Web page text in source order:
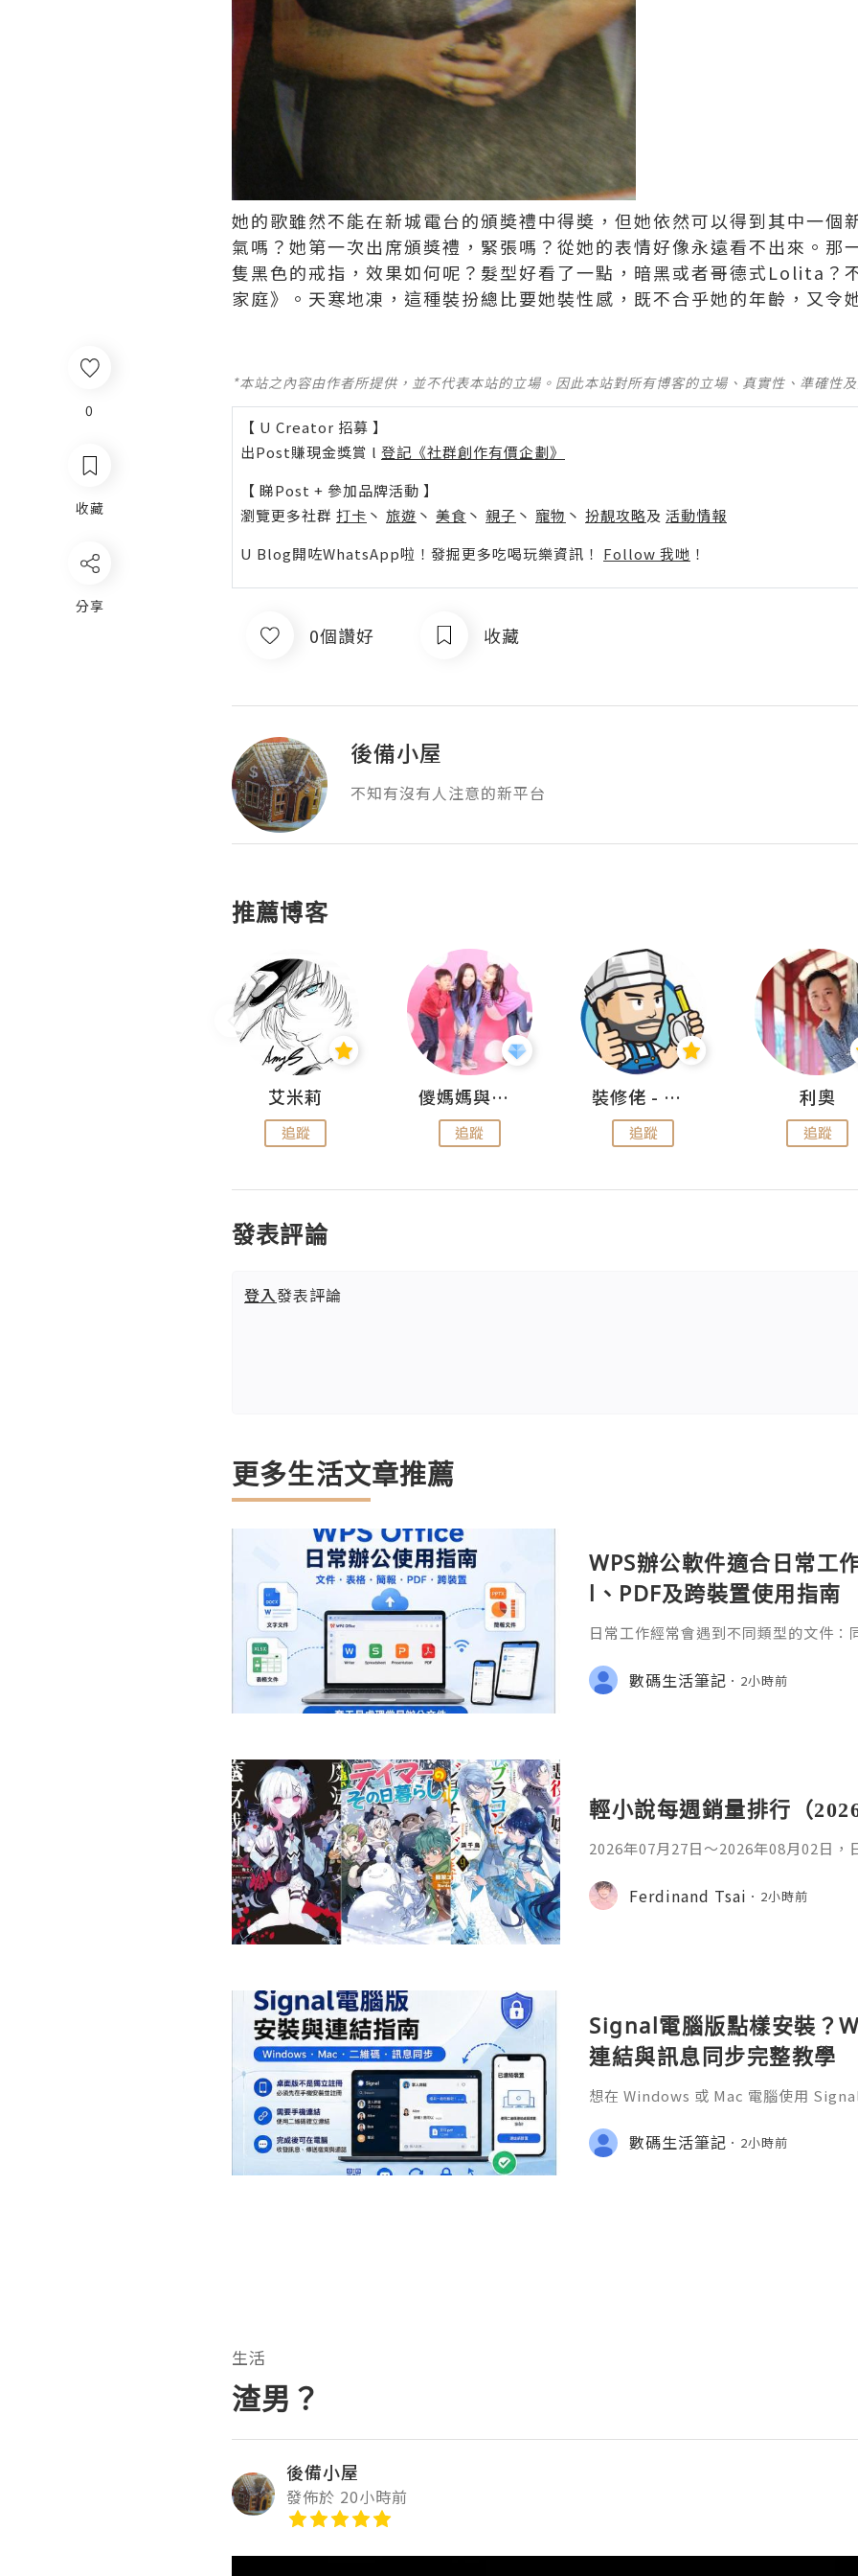
0
收藏
分享
她的歌雖然不能在新城電台的頒奬禮中得奬，但她依然可以得到其中一個
氣嗎？她第一次出席頒獎禮，緊張嗎？從她的表情好像永遠看不出來。那
隻黑色的戒指，效果如何呢？髮型好看了一點，暗黑或者哥德式Lolita？
家庭》。天寒地凍，這種裝扮總比要她裝性感，既不合乎她的年齡，又令
*本站之內容由作者所提供，並不代表本站的立場。因此本站對所有博客的立場、真實性、準確性
【 U Creator 招募 】
出Post賺現金獎賞 l 登記《社群創作有價企劃》
【 睇Post + 參加品牌活動 】
瀏覽更多社群 打卡 丶 旅遊 丶 美食 丶 親子 丶 寵物 丶 扮靚攻略及 活動情報
U Blog開咗WhatsApp啦！發掘更多吃喝玩樂資訊！ Follow 我哋 ！
0個讚好 收藏
後備小屋
不知有沒有人注意的新平台
推薦博客
艾米莉
追蹤
儍媽媽與兩隻小魔怪之家
追蹤
裝修佬 - 香港一站式網上裝修平台
追蹤
利奧
追蹤
發表評論
登入發表評論
更多生活文章推薦
WPS辦公軟件適合日常工
l、PDF及跨裝置使用指南
日常工作經常會遇到不同類型的文件
PDF。 如果每種文件都要使用不同程
少人會接觸 WPS Offic
數碼生活筆記 2小時前
輕小說每週銷量排行（
2026年07月27日〜2026年08月02日，
首・文字插畫：すがわらおむ
年08月銷售數：10,281部2. 落後的馴
Ferdinand Tsai 2小時前
Signal電腦版點樣安裝？
連結與訊息同步完整教學
想在 Windows 或 Mac 電腦使用
版設成已連結裝置。
數碼生活筆記 2小時前
生活
渣男？
後備小屋
發佈於 20小時前